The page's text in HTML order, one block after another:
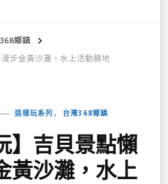
鄉鎮
步金黃沙灘，水上活動勝地
這樣玩系列 台灣368鄉鎮
】吉貝景點懶
黃沙灘，水上